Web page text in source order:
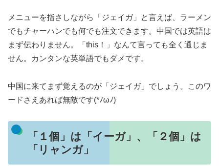
メニューを指さしながら「ジェイガ」と言えば、ラーメン
でもチャーハンでも何でも注文できます。中国では英語は
まず伝わりません。「this！」なんて言っても全く通じま
せん。カンタンな英単語でもダメです。
中国に来てまず覚えるのが「ジェイガ」でしょう。このワ
ードさえあれば無敵です(*ﾉωﾉ)
「１個」は「イーガ」、「２個」は
「リャンガ」